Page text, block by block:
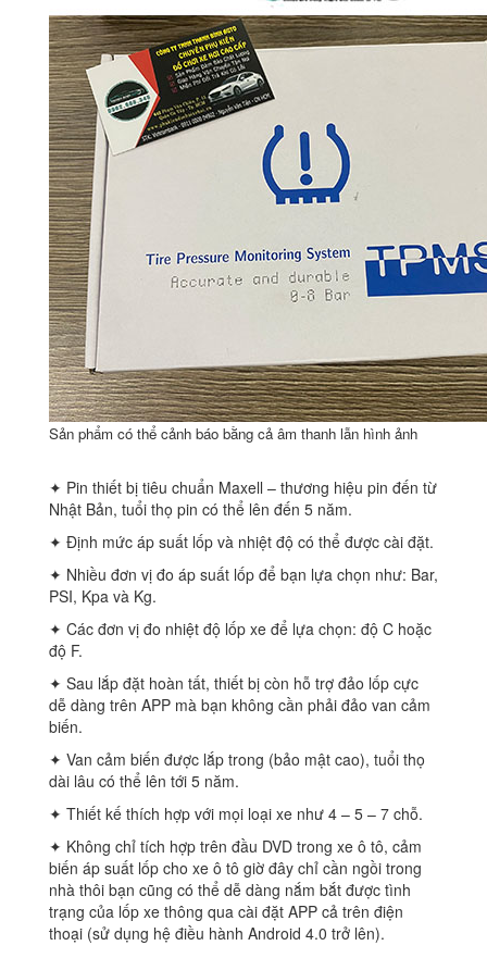
Sản phẩm có thể cảnh báo bằng cả âm thanh lẫn hình ảnh
✦ Pin thiết bị tiêu chuẩn Maxell – thương hiệu pin đến từ
Nhật Bản, tuổi thọ pin có thể lên đến 5 năm.
✦ Định mức áp suất lốp và nhiệt độ có thể được cài đặt.
✦ Nhiều đơn vị đo áp suất lốp để bạn lựa chọn như: Bar,
PSI, Kpa và Kg.
✦ Các đơn vị đo nhiệt độ lốp xe để lựa chọn: độ C hoặc
độ F.
✦ Sau lắp đặt hoàn tất, thiết bị còn hỗ trợ đảo lốp cực
dễ dàng trên APP mà bạn không cần phải đảo van cảm
biến.
✦ Van cảm biến được lắp trong (bảo mật cao), tuổi thọ
dài lâu có thể lên tới 5 năm.
✦ Thiết kế thích hợp với mọi loại xe như 4 – 5 – 7 chỗ.
✦ Không chỉ tích hợp trên đầu DVD trong xe ô tô, cảm
biến áp suất lốp cho xe ô tô giờ đây chỉ cần ngồi trong
nhà thôi bạn cũng có thể dễ dàng nắm bắt được tình
trạng của lốp xe thông qua cài đặt APP cả trên điện
thoại (sử dụng hệ điều hành Android 4.0 trở lên).